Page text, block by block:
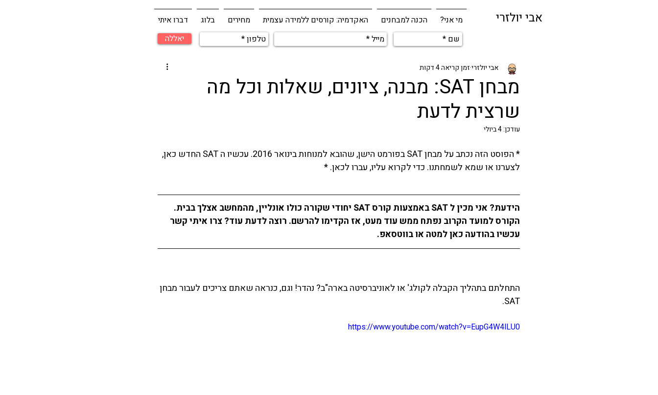
מי אני? הכנה למבחנים האקדמיה: קורסים ללמידה עצמית מחירים בלוג דברו איתי אבי יולזרי
יאללה
מבחן SAT: מבנה, ציונים, שאלות וכל מה
שרצית לדעת
אבי יולזריזמן קריאה 4 דקות
עודכן:4 ביולי
* הפוסט הזה נכתב על מבחן SAT בפורמט הישן, שהובא למנוחות בינואר 2016. עכשיו ה SAT החדש כאן,
לצערנו או שמא לשמחתנו. כדי לקרוא עליו, עברו לכאן. *
הידעת? אני מכין ל SAT באמצעות קורס SAT יחודי שקורה כולו אונליין, מהמחשב אצלך בבית.
הקורס למועד הקרוב נפתח ממש עוד מעט, אז הקדימו להרשם. רוצה לדעת עוד? צרו איתי קשר
עכשיו בהודעה כאן למטה או בווטסאפ.
התחלתם בתהליך הקבלה לקולג' או לאוניברסיטה בארה"ב? נהדר! וגם, כנראה שאתם צריכים לעבור מבחן
SAT.
https://www.youtube.com/watch?v=EupG4W4lLU0